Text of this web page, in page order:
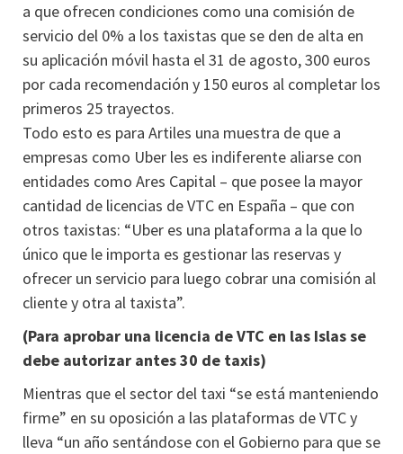
a que ofrecen condiciones como una comisión de
servicio del 0% a los taxistas que se den de alta en
su aplicación móvil hasta el 31 de agosto, 300 euros
por cada recomendación y 150 euros al completar los
primeros 25 trayectos.
Todo esto es para Artiles una muestra de que a
empresas como Uber les es indiferente aliarse con
entidades como Ares Capital – que posee la mayor
cantidad de licencias de VTC en España – que con
otros taxistas: “Uber es una plataforma a la que lo
único que le importa es gestionar las reservas y
ofrecer un servicio para luego cobrar una comisión al
cliente y otra al taxista”.
(Para aprobar una licencia de VTC en las Islas se
debe autorizar antes 30 de taxis)
Mientras que el sector del taxi “se está manteniendo
firme” en su oposición a las plataformas de VTC y
lleva “un año sentándose con el Gobierno para que se